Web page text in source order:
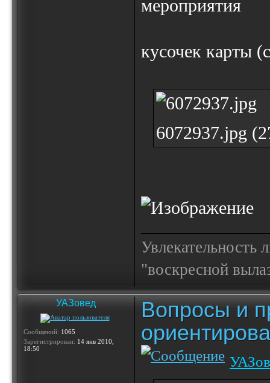
мероприятия
кусочек карты
6072937.jpg
Увлекательность
"воскресной
УАЗовед
Сообщений: 1065
Зарегистрирован: 14 янв 2010,
18:50
Вопросы и